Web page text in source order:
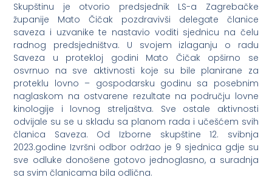
Skupštinu je otvorio predsjednik LS-a Zagrebačke
županije Mato Čičak pozdravivši delegate članice
saveza i uzvanike te nastavio voditi sjednicu na čelu
radnog predsjedništva. U svojem izlaganju o radu
Saveza u protekloj godini Mato Čičak opširno se
osvrnuo na sve aktivnosti koje su bile planirane za
proteklu lovno – gospodarsku godinu sa posebnim
naglaskom na ostvarene rezultate na području lovne
kinologije i lovnog streljaštva. Sve ostale aktivnosti
odvijale su se u skladu sa planom rada i učešćem svih
članica Saveza. Od Izborne skupštine 12. svibnja
2023.godine Izvršni odbor održao je 9 sjednica gdje su
sve odluke donošene gotovo jednoglasno, a suradnja
sa svim članicama bila odlična.